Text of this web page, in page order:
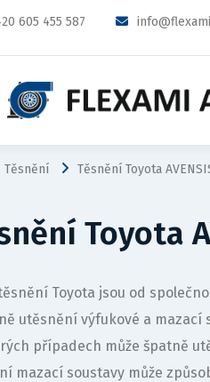
605 455 587
Těsnění Těsnění Toyota
Toyota
Toyota jsou od
utěsnění výfukové a
případech může špatně
mazací soustavy může